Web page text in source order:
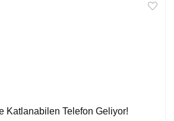
Katlanabilen Telefon Geliyor!